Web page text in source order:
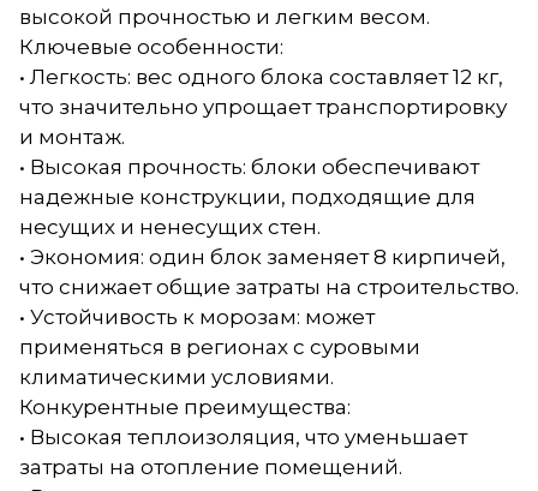
высокой прочностью и легким весом.
Ключевые особенности:
• Легкость: вес одного блока составляет 12 кг,
что значительно упрощает транспортировку
и монтаж.
• Высокая прочность: блоки обеспечивают
надежные конструкции, подходящие для
несущих и ненесущих стен.
• Экономия: один блок заменяет 8 кирпичей,
что снижает общие затраты на строительство.
• Устойчивость к морозам: может
применяться в регионах с суровыми
климатическими условиями.
Конкурентные преимущества:
• Высокая теплоизоляция, что уменьшает
затраты на отопление помещений.